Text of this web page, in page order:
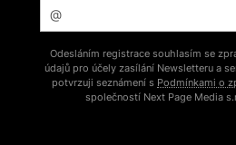
Odesláním registrace souhlasím se
údajů pro účely zasílání Newsletteru a
potvrzuji seznámení s Podmínkami o
společností Next Page Media